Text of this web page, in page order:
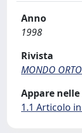
Anno
1998
Rivista
MONDO
Appare
1.1 Articolo